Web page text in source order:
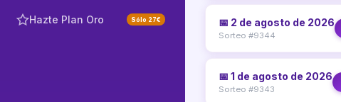
Hazte Plan Oro Sólo 27€ 📅 2 de agosto de 2026
Sorteo #9344
📅 1 de agosto de 2026
Sorteo #9343